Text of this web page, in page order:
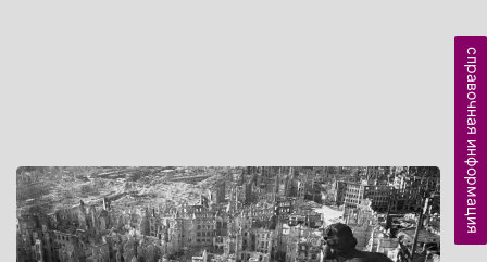
справочная информация